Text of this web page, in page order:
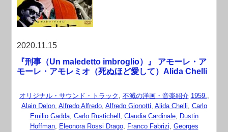
2020.11.15
『刑事（Un maledetto imbroglio）』 アモーレ・ア
モーレ・アモレミオ（死ぬほど愛して）Alida Chelli
オリジナル・サウンド・トラック , 不滅の洋画・音楽紹介 1959.,
Alain Delon, Alfredo Alfredo, Alfredo Gionotti, Alida Chelli, Carlo
Emilio Gadda, Carlo Rustichell , Claudia Cardinale, Dustin
Hoffman, Eleonora Rossi Drago, Franco Fabrizi, Georges